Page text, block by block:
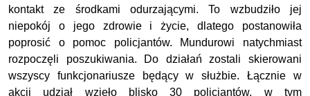
kontakt ze środkami odurzającymi. To wzbudziło jej
niepokój o jego zdrowie i życie, dlatego postanowiła
poprosić o pomoc policjantów. Mundurowi natychmiast
rozpoczęli poszukiwania. Do działań zostali skierowani
wszyscy funkcjonariusze będący w służbie. Łącznie w
akcji udział wzięło blisko 30 policjantów, w tym